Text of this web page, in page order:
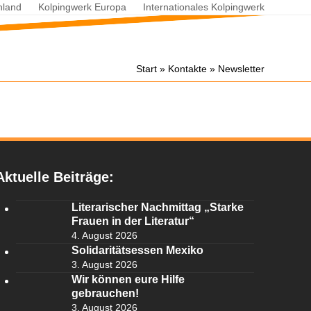
Kolpingwerk Europa Internationales Kolpingwerk
Start» Kontakte» Newsletter
Beiträge:
Literarischer Nachmittag „Starke
Frauen in der Literatur“
4. August 2026
Solidaritätsessen Mexiko
3. August 2026
Wir können eure Hilfe
gebrauchen!
3. August 2026